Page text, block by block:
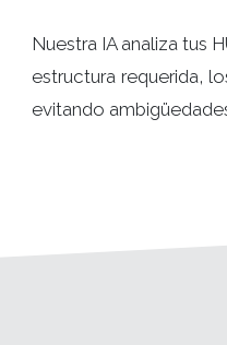
Nuestra IA analiza tus
estructura requerida,
evitando